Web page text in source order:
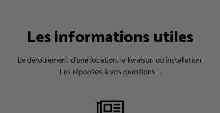
Les informations utiles
Le déroulement d’une location, la livraison ou installation.
Les réponses à vos questions….